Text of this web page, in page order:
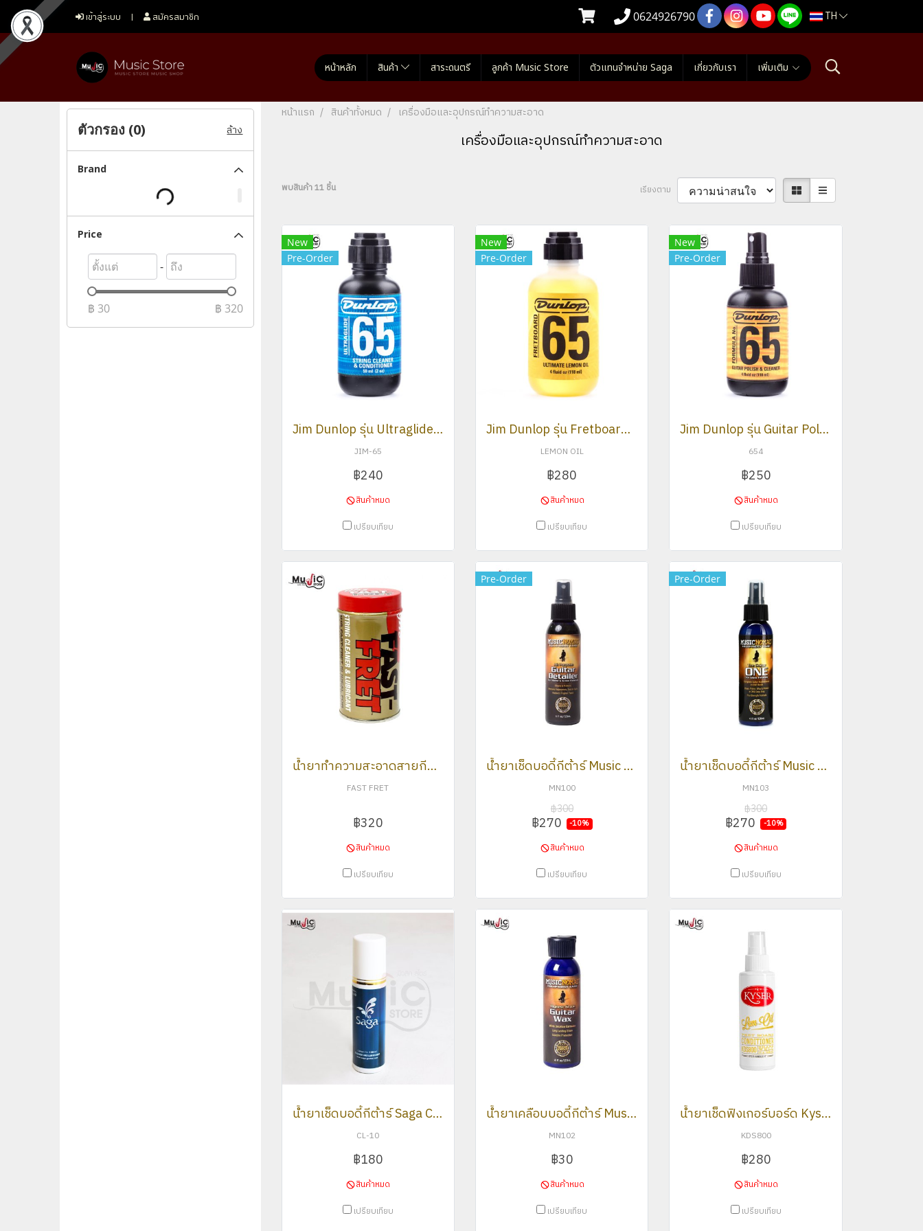
เข้าสู่ระบบ สมัครสมาชิก 0624926790 TH
หน้าหลัก สินค้า สาระดนตรี ลูกค้า Music Store ตัวแทนจำหน่าย Saga เกี่ยวกับเรา เพิ่มเติม
หน้าแรก สินค้าทั้งหมด เครื่องมือและอุปกรณ์ทำความสะอาด
เครื่องมือและอุปกรณ์ทำความสะอาด
พบสินค้า 11 ชิ้น เรียงตาม
New
Pre-Order
Jim Dunlop รุ่น Ultraglide 65 String Conditioner
JIM-65
฿240
สินค้าหมด
เปรียบเทียบ
New
Pre-Order
Jim Dunlop รุ่น Fretboard 65 Ultimate Lemon Oil
LEMON OIL
฿280
สินค้าหมด
เปรียบเทียบ
New
Pre-Order
Jim Dunlop รุ่น Guitar Polish & Cleaner
654
฿250
สินค้าหมด
เปรียบเทียบ
น้ำยาทำความสะอาดสายกีต้าร์ GHS Fast Fret
FAST FRET
฿320
สินค้าหมด
เปรียบเทียบ
Pre-Order
น้ำยาเช็ดบอดี้กีต้าร์ Music Nomad MN100
MN100
฿300
฿270 -10%
สินค้าหมด
เปรียบเทียบ
Pre-Order
น้ำยาเช็ดบอดี้กีต้าร์ Music Nomad MN103
MN103
฿300
฿270 -10%
สินค้าหมด
เปรียบเทียบ
น้ำยาเช็ดบอดี้กีต้าร์ Saga CL-10
CL-10
฿180
สินค้าหมด
เปรียบเทียบ
น้ำยาเคลือบบอดี้กีต้าร์ Music Nomad Guitar Wax MN102
MN102
฿30
สินค้าหมด
เปรียบเทียบ
น้ำยาเช็ดฟิงเกอร์บอร์ด Kyser Lem-Oil KDS800
KDS800
฿280
สินค้าหมด
เปรียบเทียบ
ตัวกรอง (0) ล้าง
Brand
Price
-
฿ 30 ฿ 320